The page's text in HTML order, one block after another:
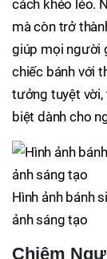
cách khéo léo.
mà còn trở
giúp mọi người
chiếc bánh với
tưởng tuyệt vời,
biệt dành cho
Hình ảnh bánh
ảnh sáng tạo
Chiêm